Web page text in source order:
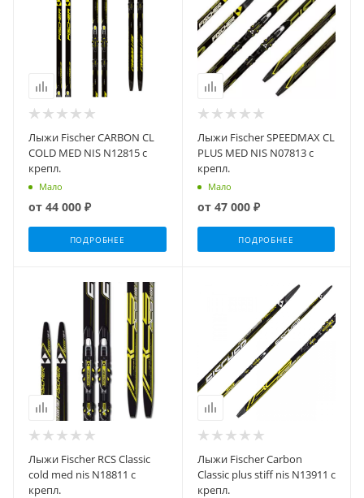
Лыжи Fischer CARBON CL
COLD MED NIS N12815 с
крепл.
Мало
от 44 000 ₽
ПОДРОБНЕЕ
Лыжи Fischer SPEEDMAX CL
PLUS MED NIS N07813 с
крепл.
Мало
от 47 000 ₽
ПОДРОБНЕЕ
Лыжи Fischer RCS Classic
cold med nis N18811 с
крепл.
Лыжи Fischer Carbon
Classic plus stiff nis N13911 с
крепл.